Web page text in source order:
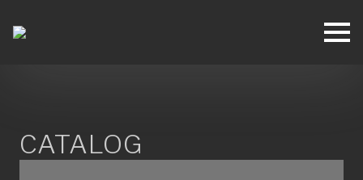
CATALOG